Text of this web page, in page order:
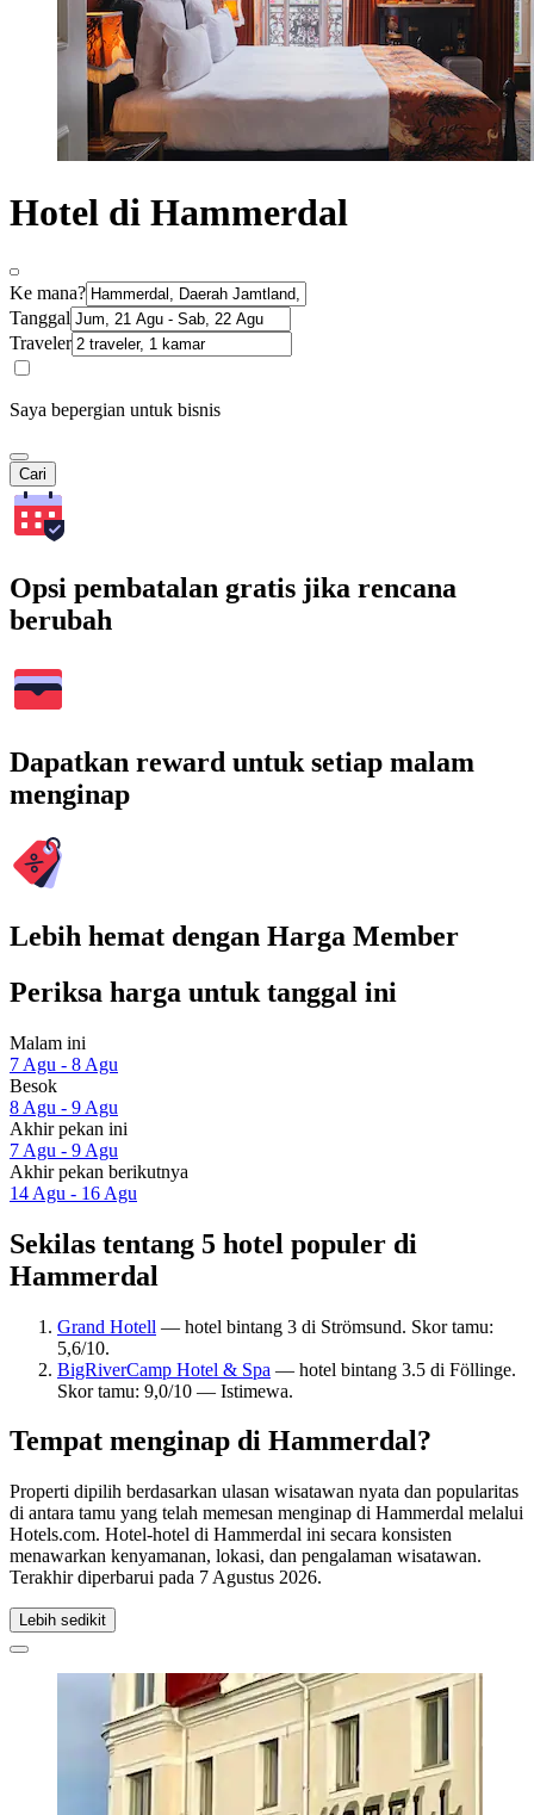
Hotel di Hammerdal
Ke mana?
Tanggal
Traveler
Saya bepergian untuk bisnis
Cari
Opsi pembatalan gratis jika rencana
berubah
Dapatkan reward untuk setiap malam
menginap
Lebih hemat dengan Harga Member
Periksa harga untuk tanggal ini
Malam ini
7 Agu - 8 Agu
Besok
8 Agu - 9 Agu
Akhir pekan ini
7 Agu - 9 Agu
Akhir pekan berikutnya
14 Agu - 16 Agu
Sekilas tentang 5 hotel populer di
Hammerdal
Grand Hotell — hotel bintang 3 di Strömsund. Skor tamu:
5,6/10.
BigRiverCamp Hotel & Spa — hotel bintang 3.5 di Föllinge.
Skor tamu: 9,0/10 — Istimewa.
Tempat menginap di Hammerdal?
Properti dipilih berdasarkan ulasan wisatawan nyata dan popularitas
di antara tamu yang telah memesan menginap di Hammerdal melalui
Hotels.com. Hotel-hotel di Hammerdal ini secara konsisten
menawarkan kenyamanan, lokasi, dan pengalaman wisatawan.
Terakhir diperbarui pada 7 Agustus 2026.
Lebih sedikit